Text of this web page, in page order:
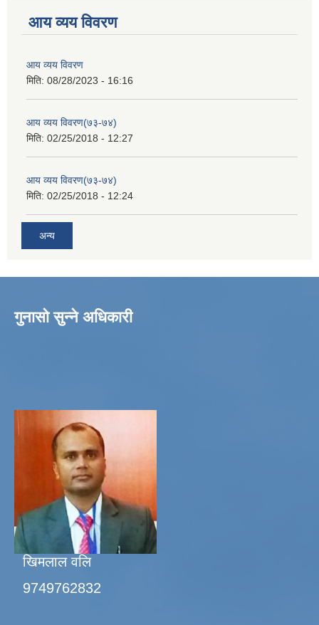
आय व्यय विवरण
आय व्यय विवरण
मिति: 08/28/2023 - 16:16
आय व्यय विवरण(७३-७४)
मिति: 02/25/2018 - 12:27
आय व्यय विवरण(७३-७४)
मिति: 02/25/2018 - 12:24
अन्य
गुनासो सुन्ने अधिकारी
खिमलाल वलि
9749762832